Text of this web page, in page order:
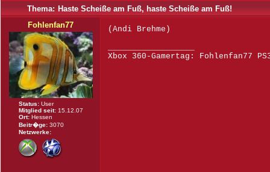
Thema: Haste Scheiße am Fuß, haste Scheiße am Fuß!
Fohlenfan77
Status: User
Mitglied seit: 15.12.07
Ort: Hessen
Beitr�ge: 3070
Netzwerke:
(Andi Brehme)
Xbox 360-Gamertag: Fohlenfan77